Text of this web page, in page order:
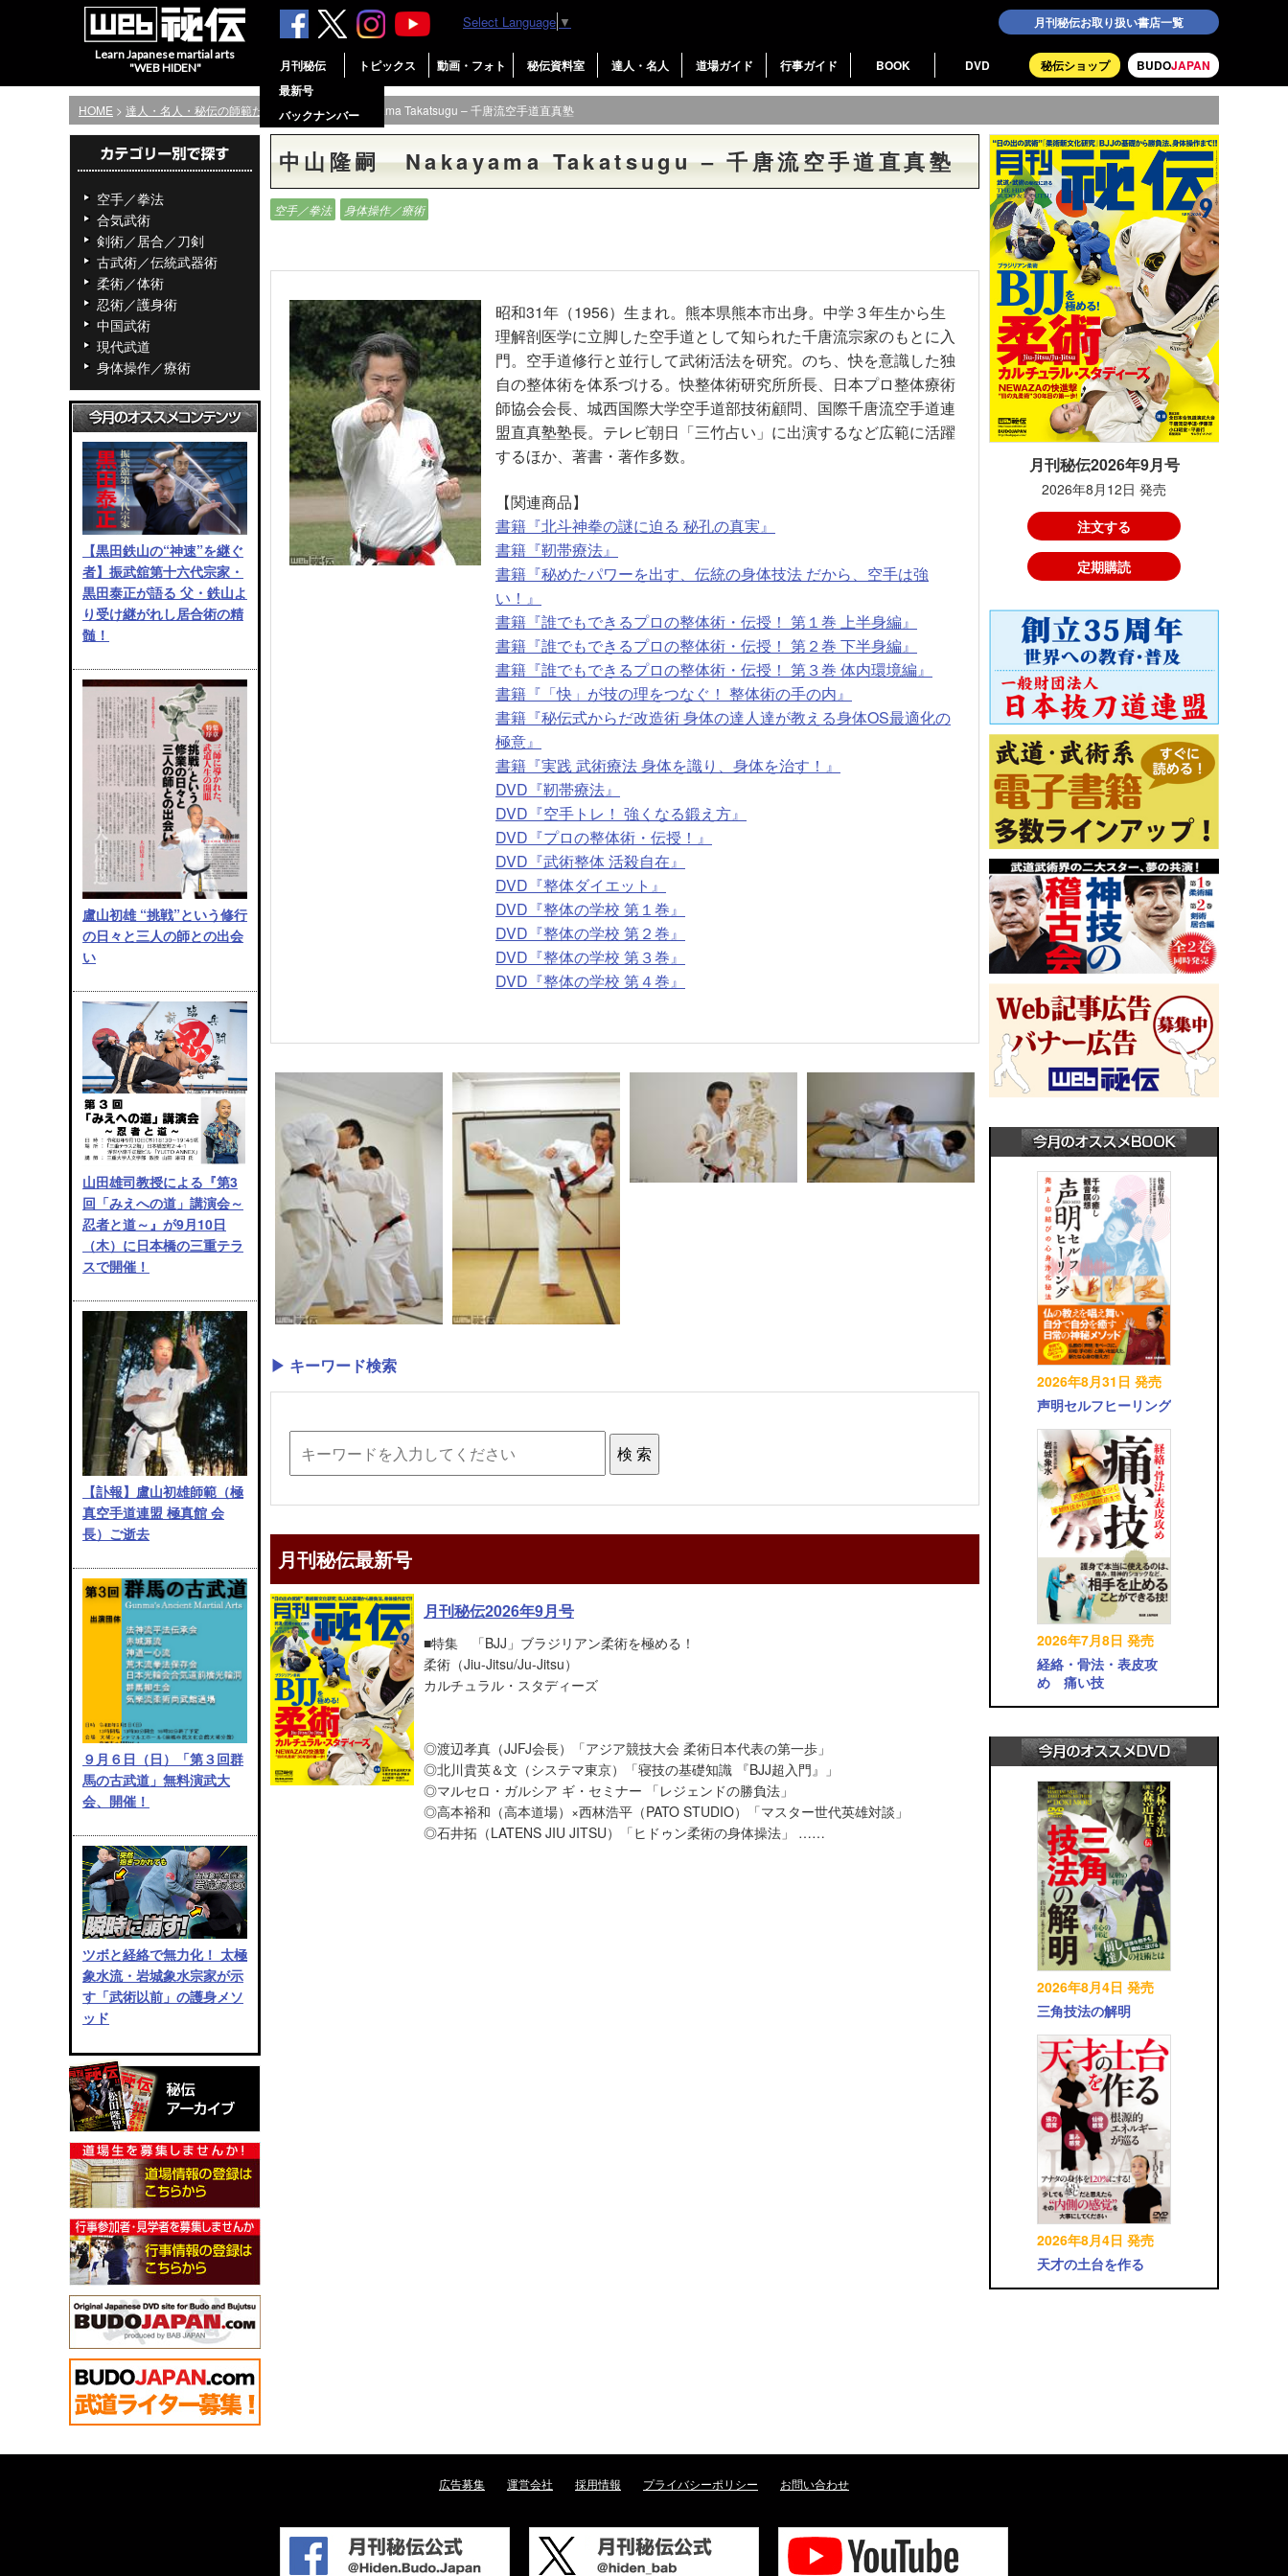
Learn Japanese martial arts
"WEB HIDEN"
月刊秘伝お取り扱い書店一覧
BUDOJAPAN
秘伝ショップ
月刊秘伝
最新号
バックナンバー
トピックス 動画・フォト 秘伝資料室 達人・名人 道場ガイド 行事ガイド BOOK DVD
Select Language ▼
HOME > 達人・名人・秘伝の師範たち > 中山隆嗣 Nakayama Takatsugu – 千唐流空手道直真塾
空手／拳法
合気武術
剣術／居合／刀剣
古武術／伝統武器術
柔術／体術
忍術／護身術
中国武術
現代武道
身体操作／療術
【黒田鉄山の“神速”を継ぐ
者】振武舘第十六代宗家・
黒田泰正が語る 父・鉄山よ
り受け継がれし居合術の精
髄！
盧山初雄 “挑戦”という修行
の日々と三人の師との出会
い
山田雄司教授による『第3
回「みえへの道」講演会～
忍者と道～』が9月10日
（木）に日本橋の三重テラ
スで開催！
【訃報】盧山初雄師範（極
真空手道連盟 極真館 会
長）ご逝去
９月６日（日）「第３回群
馬の古武道」無料演武大
会、開催！
ツボと経絡で無力化！ 太極
象水流・岩城象水宗家が示
す「武術以前」の護身メソ
ッド
中山隆嗣 Nakayama Takatsugu – 千唐流空手道直真塾
空手／拳法 身体操作／療術
昭和31年（1956）生まれ。熊本県熊本市出身。中学３年生から生
理解剖医学に立脚した空手道として知られた千唐流宗家のもとに入
門。空手道修行と並行して武術活法を研究。のち、快を意識した独
自の整体術を体系づける。快整体術研究所所長、日本プロ整体療術
師協会会長、城西国際大学空手道部技術顧問、国際千唐流空手道連
盟直真塾塾長。テレビ朝日「三竹占い」に出演するなど広範に活躍
するほか、著書・著作多数。
【関連商品】
書籍『北斗神拳の謎に迫る 秘孔の真実』
書籍『靭帯療法』
書籍『秘めたパワーを出す、伝統の身体技法 だから、空手は強
い！』
書籍『誰でもできるプロの整体術・伝授！ 第１巻 上半身編』
書籍『誰でもできるプロの整体術・伝授！ 第２巻 下半身編』
書籍『誰でもできるプロの整体術・伝授！ 第３巻 体内環境編』
書籍『「快」が技の理をつなぐ！ 整体術の手の内』
書籍『秘伝式からだ改造術 身体の達人達が教える身体OS最適化の
極意』
書籍『実践 武術療法 身体を識り、身体を治す！』
DVD『靭帯療法』
DVD『空手トレ！ 強くなる鍛え方』
DVD『プロの整体術・伝授！』
DVD『武術整体 活殺自在』
DVD『整体ダイエット』
DVD『整体の学校 第１巻』
DVD『整体の学校 第２巻』
DVD『整体の学校 第３巻』
DVD『整体の学校 第４巻』
▶ キーワード検索
月刊秘伝最新号
月刊秘伝2026年9月号
■特集 「BJJ」ブラジリアン柔術を極める！
柔術（Jiu-Jitsu/Ju-Jitsu）
カルチュラル・スタディーズ
◎渡辺孝真（JJFJ会長）「アジア競技大会 柔術日本代表の第一歩」
◎北川貴英＆文（システマ東京）「寝技の基礎知識 『BJJ超入門』」
◎マルセロ・ガルシア ギ・セミナー 「レジェンドの勝負法」
◎高本裕和（高本道場）×西林浩平（PATO STUDIO）「マスター世代英雄対談」
◎石井拓（LATENS JIU JITSU）「ヒドゥン柔術の身体操法」 ……
月刊秘伝2026年9月号
2026年8月12日 発売
注文する
定期購読
2026年8月31日 発売
声明セルフヒーリング
2026年7月8日 発売
経絡・骨法・表皮攻
め 痛い技
2026年8月4日 発売
三角技法の解明
2026年8月4日 発売
天才の土台を作る
広告募集 運営会社 採用情報 プライバシーポリシー お問い合わせ